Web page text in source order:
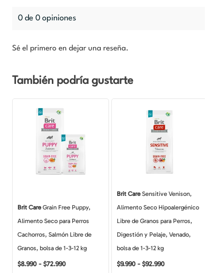
0 de 0 opiniones
Sé el primero en dejar una reseña.
También podría gustarte
Brit CareGrain Free Puppy,
Alimento Seco para Perros
Cachorros, Salmón Libre de
Granos, bolsa de 1-3-12 kg
$8.990 - $72.990
$8.990
hasta
$72.990
tiene
múltiples
variantes.
Las
página
Brit CareSensitive Venison,
Alimento Seco Hipoalergénico
Libre de Granos para Perros,
Digestión y Pelaje, Venado,
bolsa de 1-3-12 kg
$9.990 - $92.990
de
desde
hasta
$92.990
producto
tiene
múltiples
variantes.
Las
página